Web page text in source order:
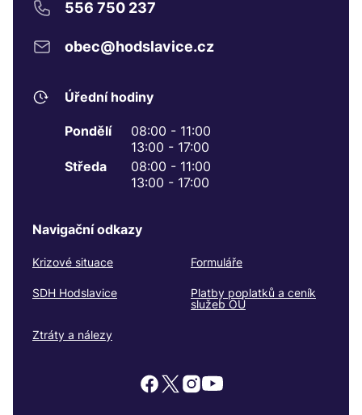
556 750 237
obec@hodslavice.cz
Úřední hodiny
Pondělí
08:00 - 11:00
13:00 - 17:00
Středa
08:00 - 11:00
13:00 - 17:00
Navigační odkazy
Krizové situace Formuláře
SDH Hodslavice
Platby poplatků a ceník
služeb OÚ
Ztráty a nálezy